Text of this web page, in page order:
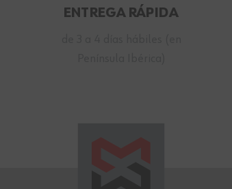
ENTREGA RÁPIDA